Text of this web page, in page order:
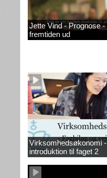
Jette Vind - Prognose
fremtiden ud
Virksomhedsøkonomi
introduktion til faget 2